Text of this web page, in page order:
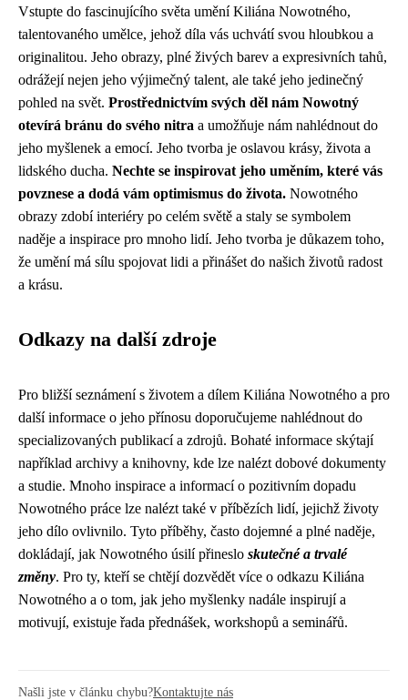
Vstupte do fascinujícího světa umění Kiliána Nowotného,
talentovaného umělce, jehož díla vás uchvátí svou hloubkou a
originalitou. Jeho obrazy, plné živých barev a expresivních tahů,
odrážejí nejen jeho výjimečný talent, ale také jeho jedinečný
pohled na svět. Prostřednictvím svých děl nám Nowotný
otevírá bránu do svého nitra a umožňuje nám nahlédnout do
jeho myšlenek a emocí. Jeho tvorba je oslavou krásy, života a
lidského ducha. Nechte se inspirovat jeho uměním, které vás
povznese a dodá vám optimismus do života. Nowotného
obrazy zdobí interiéry po celém světě a staly se symbolem
naděje a inspirace pro mnoho lidí. Jeho tvorba je důkazem toho,
že umění má sílu spojovat lidi a přinášet do našich životů radost
a krásu.
Odkazy na další zdroje
Pro bližší seznámení s životem a dílem Kiliána Nowotného a pro
další informace o jeho přínosu doporučujeme nahlédnout do
specializovaných publikací a zdrojů. Bohaté informace skýtají
například archivy a knihovny, kde lze nalézt dobové dokumenty
a studie. Mnoho inspirace a informací o pozitivním dopadu
Nowotného práce lze nalézt také v příbězích lidí, jejichž životy
jeho dílo ovlivnilo. Tyto příběhy, často dojemné a plné naděje,
dokládají, jak Nowotného úsilí přineslo skutečné a trvalé
změny. Pro ty, kteří se chtějí dozvědět více o odkazu Kiliána
Nowotného a o tom, jak jeho myšlenky nadále inspirují a
motivují, existuje řada přednášek, workshopů a seminářů.
Našli jste v článku chybu?Kontaktujte nás